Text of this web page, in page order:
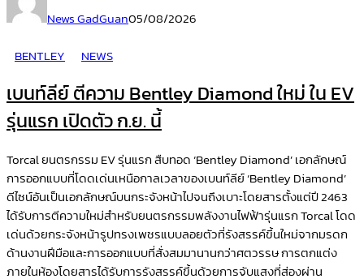
News GadGuan05/08/2026
BENTLEY
NEWS
เบนท์ลีย์ ตีความ Bentley Diamond ใหม่ ใน EV
รุ่นแรก เปิดตัว ก.ย. นี้
Torcal ยนตรกรรม EV รุ่นแรก สืบทอด ‘Bentley Diamond’ เอกลักษณ์
การออกแบบที่โดดเด่นเหนือกาลเวลาของเบนท์ลีย์ ‘Bentley Diamond’
ดีไซน์อันเป็นเอกลักษณ์บนกระจังหน้าไปจนถึงเบาะโดยสารตั้งแต่ปี 2463
ได้รับการตีความใหม่สำหรับยนตรกรรมพลังงานไฟฟ้ารุ่นแรก Torcal โดด
เด่นด้วยกระจังหน้ารูปทรงเพชรแบบลอยตัวที่รังสรรค์ขึ้นใหม่จากมรดก
ด้านงานฝีมือและการออกแบบที่สั่งสมมานานกว่าศตวรรษ การตกแต่ง
ภายในห้องโดยสารได้รับการรังสรรค์ขึ้นด้วยการจับแสงที่ส่องผ่าน